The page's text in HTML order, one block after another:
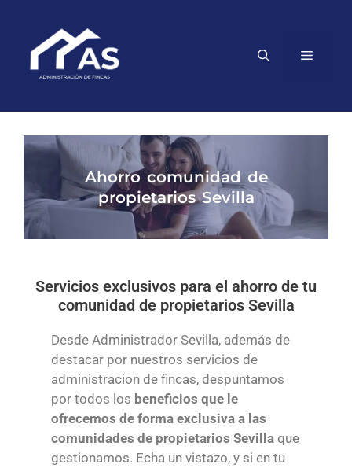
Ahorro comunidad de
propietarios Sevilla
Servicios exclusivos para el ahorro de tu
comunidad de propietarios Sevilla
Desde Administrador Sevilla, además de
destacar por nuestros servicios de
administracion de fincas, despuntamos
por todos los beneficios que le
ofrecemos de forma exclusiva a las
comunidades de propietarios Sevilla que
gestionamos. Echa un vistazo, y si en tu